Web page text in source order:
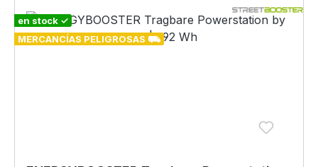
en stock ✓
MERCANCÍAS PELIGROSAS ⛟